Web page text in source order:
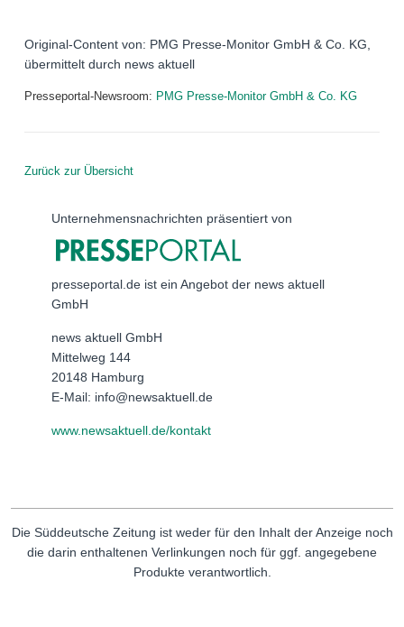
Original-Content von: PMG Presse-Monitor GmbH & Co. KG,
übermittelt durch news aktuell
Presseportal-Newsroom: PMG Presse-Monitor GmbH & Co. KG
Zurück zur Übersicht
Unternehmensnachrichten präsentiert von
presseportal.de ist ein Angebot der news aktuell
GmbH
news aktuell GmbH
Mittelweg 144
20148 Hamburg
E-Mail: info@newsaktuell.de
www.newsaktuell.de/kontakt
Die Süddeutsche Zeitung ist weder für den Inhalt der Anzeige noch
die darin enthaltenen Verlinkungen noch für ggf. angegebene
Produkte verantwortlich.